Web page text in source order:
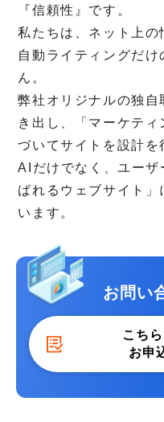
『信頼性』です。
私たちは、ネット上
自動ライティングだ
ん。
弊社オリジナルの独自
き出し、「マーケテ
づいてサイトを設計
AIだけでなく、ユーザ
ばれるウェブサイト
います。
お問い
こち
お申